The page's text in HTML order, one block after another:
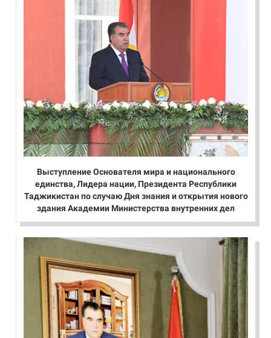
Выступление Основателя мира и национального
единства, Лидера нации, Президента Республики
Таджикистан по случаю Дня знания и открытия нового
здания Академии Министерства внутренних дел